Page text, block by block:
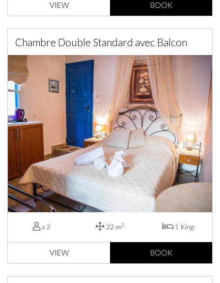
VIEW BOOK
Chambre Double Standard avec Balcon
x 2 22 m2 1 King
VIEW BOOK